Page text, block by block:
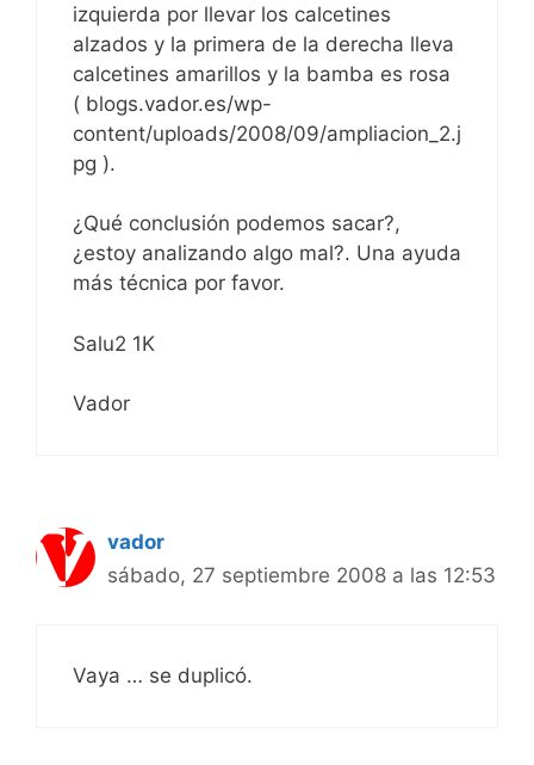
izquierda por llevar los calcetines
alzados y la primera de la derecha lleva
calcetines amarillos y la bamba es rosa
( blogs.vador.es/wp-
content/uploads/2008/09/ampliacion_2.j
pg ).
¿Qué conclusión podemos sacar?,
¿estoy analizando algo mal?. Una ayuda
más técnica por favor.
Salu2 1K
Vador
vador
sábado, 27 septiembre 2008 a las 12:53
Vaya … se duplicó.